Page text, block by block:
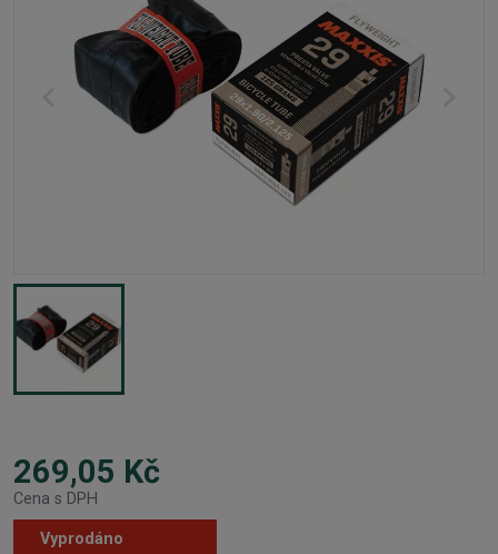
269,05 Kč
Cena s DPH
Vyprodáno